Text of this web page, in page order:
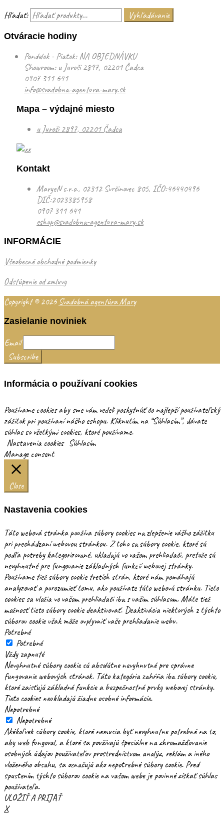
Hľadať:
Vyhľadávanie
Otváracie hodiny
Pondelok - Piatok: NA OBJEDNÁVKU
Showroom: u Juroši 2897, 02201 Čadca
0907 311 641
info@svadobna-agentura-mary.sk
Mapa – výdajné miesto
u Juroši 2897, 02201 Čadca
Kontakt
MaryeN s.r.o., 02312 Svrčinovec 805, IČO:46440496
DIČ:2023385958
0907 311 641
eshop@svadobna-agentura-mary.sk
INFORMÁCIE
Všeobecné obchodné podmienky
Odstúpenie od zmluvy
Copyright © 2026 Svadobná agentúra Mary
Zasielanie noviniek
Email
Informácia o používaní cookies
Používame cookies aby sme vám vedeli poskytnúť čo najlepší používateľský
zážitok pri používaní nášho eshopu. Kliknutím na “Súhlasím”, dávate
súhlas so všetkými cookies, ktoré používame.
Nastavenia cookies Súhlasím
Manage consent
Close
Nastavenia cookies
Táto webová stránka používa súbory cookies na zlepšenie vášho zážitku
pri prechádzaní webovou stránkou. Z toho sa súbory cookie, ktoré sú
podľa potreby kategorizované, ukladajú vo vašom prehliadači, pretože sú
nevyhnutné pre fungovanie základných funkcií webovej stránky.
Používame tiež súbory cookie tretích strán, ktoré nám pomáhajú
analyzovať a porozumieť tomu, ako používate túto webovú stránku. Tieto
cookies sa uložia vo vašom prehliadači iba s vašim súhlasom. Máte tiež
možnosť tieto súbory cookie deaktivovať. Deaktivácia niektorých z týchto
súborov cookie však môže ovplyvniť vaše prehliadanie webu.
Potrebné
Potrebné
Vždy zapnuté
Nevyhnutné súbory cookie sú absolútne nevyhnutné pre správne
fungovanie webových stránok. Táto kategória zahŕňa iba súbory cookie,
ktoré zaisťujú základné funkcie a bezpečnostné prvky webovej stránky.
Tieto cookies neukladajú žiadne osobné informácie.
Nepotrebné
Nepotrebné
Akékoľvek súbory cookie, ktoré nemusia byť nevyhnutne potrebné na to,
aby web fungoval, a ktoré sa používajú špeciálne na zhromažďovanie
osobných údajov používateľov prostredníctvom analýz, reklám a iného
vloženého obsahu, sa označujú ako nepotrebné súbory cookie. Pred
spustením týchto súborov cookie na vašom webe je povinné získať súhlas
používateľa.
ULOŽIŤ A PRIJAŤ
X